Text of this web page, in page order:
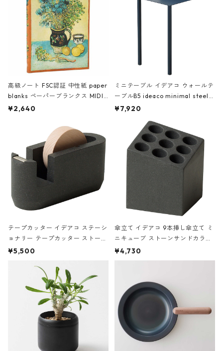
高級ノート FSC認証 中性紙 paper
blanks ペーパーブランクス MIDI
ハードカバー 罫線 ヴァン・ゴッホ
¥2,640
ミニテーブル イデアコ ウォールテ
ーブルB5 ideaco minimal steel f
urniture WALL Table B5 ネイビー
¥7,920
テープカッター イデアコ ステーシ
ョナリー テープカッター ストーン
サンドカラー 石調 ideaco Station
¥5,500
傘立て イデアコ 9本挿し傘立て ミ
ニキューブ ストーンサンドカラー
石調 ideaco Umbrella Stand CUB
E ストーンサンドブラック
¥4,730